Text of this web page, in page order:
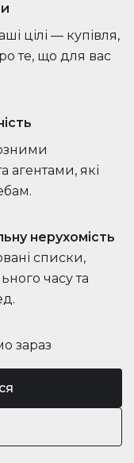
зараз
цілі — купівля,
те, що для вас
які
нерухомість
списки,
часу та